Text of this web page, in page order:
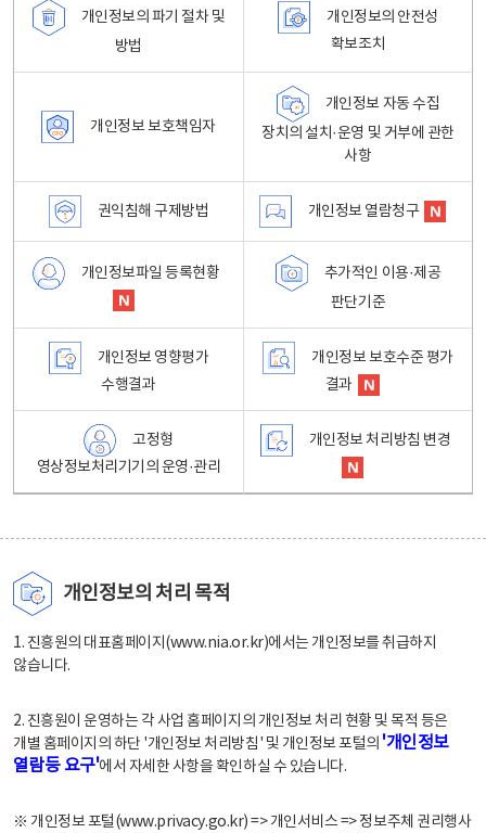
개인정보의 파기 절차 및
방법
개인정보의 안전성
확보조치
개인정보 보호책임자
개인정보 자동 수집
장치의 설치·운영 및 거부에 관한
사항
권익침해 구제방법 개인정보 열람청구
개인정보파일 등록현황
추가적인 이용·제공
판단기준
개인정보 영향평가
수행결과
개인정보 보호수준 평가
결과
고정형
영상정보처리기기의 운영·관리
개인정보 처리방침 변경
개인정보의 처리 목적
1. 진흥원의 대표홈페이지(www.nia.or.kr)에서는 개인정보를 취급하지
않습니다.
2. 진흥원이 운영하는 각 사업 홈페이지의 개인정보 처리 현황 및 목적 등은
개별 홈페이지의 하단 '개인정보 처리방침' 및 개인정보 포털의 '개인정보
열람등 요구'에서 자세한 사항을 확인하실 수 있습니다.
※ 개인정보 포털(www.privacy.go.kr) => 개인서비스 => 정보주체 권리행사